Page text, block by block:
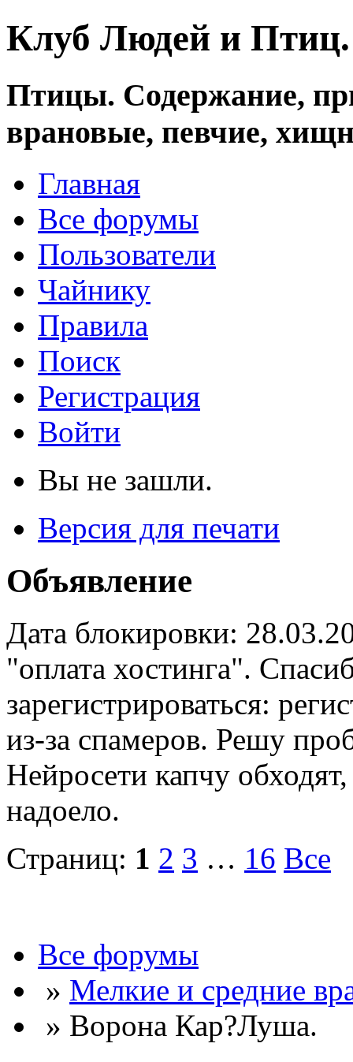
Клуб Людей и
Птицы. Содержание,
врановые, певчие,
Главная
Все форумы
Пользователи
Чайнику
Правила
Поиск
Регистрация
Войти
Вы не зашли.
Версия для печати
Объявление
Дата блокировки:
"оплата хостинга".
зарегистрироваться:
из-за спамеров. Решу
Нейросети капчу
надоело.
Страниц: 1 2 3 … 16 Все
Все форумы
» Мелкие и средние
» Ворона Кар?Луша.